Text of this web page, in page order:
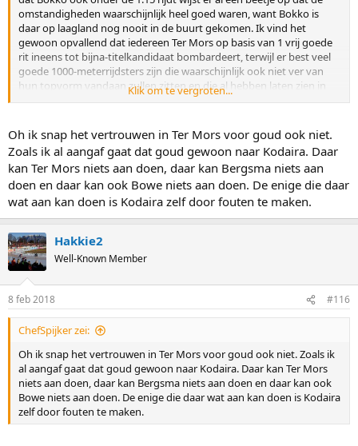
omstandigheden waarschijnlijk heel goed waren, want Bokko is
daar op laagland nog nooit in de buurt gekomen. Ik vind het
gewoon opvallend dat iedereen Ter Mors op basis van 1 vrij goede
rit ineens tot bijna-titelkandidaat bombardeert, terwijl er best veel
goede 1000-meterrijdsters zijn die waarschijnlijk ook niet ver van
hun topvorm vandaan zullen zitten en die al hebben laten zien in
topvorm echt niet onder te doen voor Ter Mors.
Klik om te vergroten...
Oh ik snap het vertrouwen in Ter Mors voor goud ook niet.
Zoals ik al aangaf gaat dat goud gewoon naar Kodaira. Daar
kan Ter Mors niets aan doen, daar kan Bergsma niets aan
doen en daar kan ook Bowe niets aan doen. De enige die daar
wat aan kan doen is Kodaira zelf door fouten te maken.
Hakkie2
Well-Known Member
8 feb 2018 #116
ChefSpijker zei:
Oh ik snap het vertrouwen in Ter Mors voor goud ook niet. Zoals ik
al aangaf gaat dat goud gewoon naar Kodaira. Daar kan Ter Mors
niets aan doen, daar kan Bergsma niets aan doen en daar kan ook
Bowe niets aan doen. De enige die daar wat aan kan doen is Kodaira
zelf door fouten te maken.